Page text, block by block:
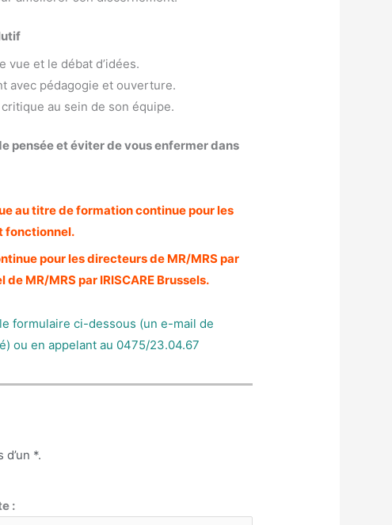
vue et le débat d’idées.
avec pédagogie et ouverture.
au sein de son équipe.
pensée et éviter de vous enfermer dans
au titre de formation continue pour les
fonctionnel.
pour les directeurs de MR/MRS par
MR/MRS par IRISCARE Brussels.
formulaire ci-dessous (un e-mail de
ou en appelant au 0475/23.04.67
*.
: